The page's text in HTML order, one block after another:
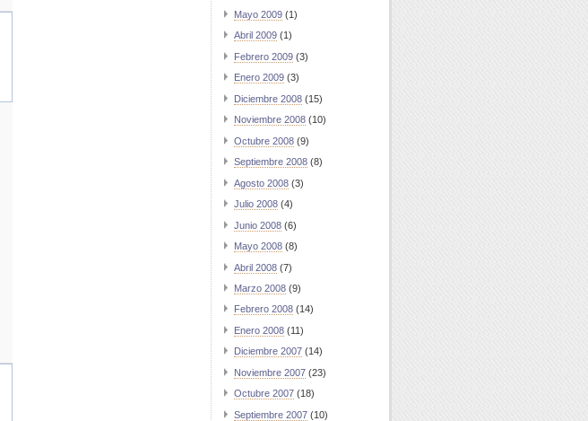
Mayo 2009 (1)
Abril 2009 (1)
Febrero 2009 (3)
Enero 2009 (3)
Diciembre 2008 (15)
Noviembre 2008 (10)
Octubre 2008 (9)
Septiembre 2008 (8)
Agosto 2008 (3)
Julio 2008 (4)
Junio 2008 (6)
Mayo 2008 (8)
Abril 2008 (7)
Marzo 2008 (9)
Febrero 2008 (14)
Enero 2008 (11)
Diciembre 2007 (14)
Noviembre 2007 (23)
Octubre 2007 (18)
Septiembre 2007 (10)